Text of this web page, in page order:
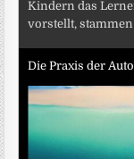
Kindern das
vorstellt,
Die Praxis der